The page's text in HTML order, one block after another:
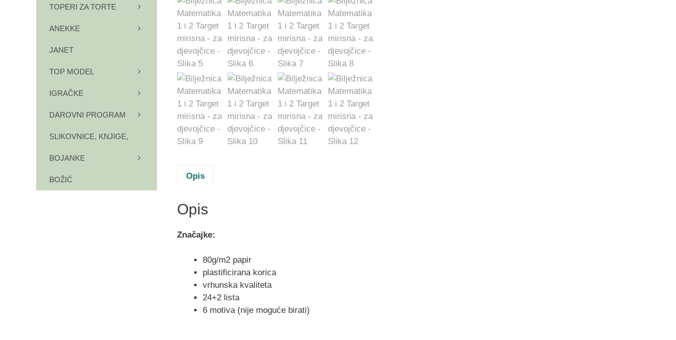
Opis
Opis
Značajke:
80g/m2 papir
plastificirana korica
vrhunska kvaliteta
24+2 lista
6 motiva (nije moguće birati)
TOPERI ZA TORTE
ANEKKE
JANET
TOP MODEL
IGRAČKE
DAROVNI PROGRAM
SLIKOVNICE, KNJIGE,
BOJANKE
BOŽIĆ